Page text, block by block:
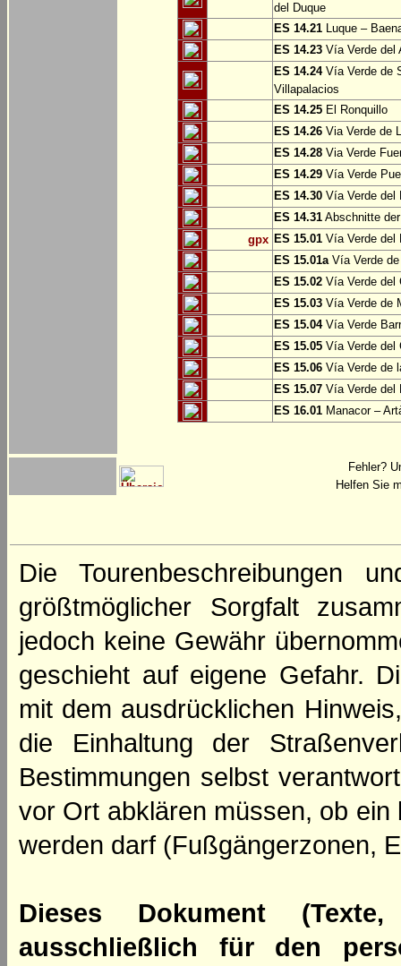
del Duque
ES 14.21 Luque –
ES 14.23 Vía Verde del
ES 14.24Vía Verde de
Villapalacios
ES 14.25 El Ronquillo
ES 14.26 Via Verde de
ES 14.28 Via Verde
ES 14.29 Vía Verde
ES 14.30 Vía Verde del
ES 14.31 Abschnitte
gpx ES 15.01 Vía Verde del
ES 15.01aVía Verde de
ES 15.02 Vía Verde del
ES 15.03 Vía Verde de
ES 15.04Vía Verde
ES 15.05 Vía Verde del
ES 15.06 Vía Verde de
ES 15.07 Vía Verde del
ES 16.01 Manacor –
Fehler?
Helfen Sie
Die Tourenbeschreibungen
größtmöglicher Sorgfalt
jedoch keine Gewähr
geschieht auf eigene Gefahr.
mit dem ausdrücklichen
die Einhaltung der
Bestimmungen selbst
vor Ort abklären müssen, ob
werden darf (Fußgängerzonen,
Dieses Dokument
ausschließlich für den